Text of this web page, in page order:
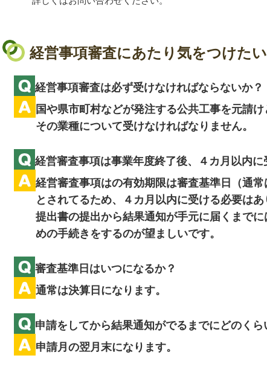
経営事項審査にあたり気をつけた
経営事項審査は必ず受けなければならないか？
国や県市町村などが発注する公共工事を元請
その業種について受けなければなりません。
経営審査事項は事業年度終了後、４カ月以内
経営審査事項はの有効期限は審査基準日（通
とされてるため、４カ月以内に受ける必要はあ
提出書の提出から結果通知が手元に届くまでに
めの手続きをするのが望ましいです。
審査基準日はいつになるか？
通常は決算日になります。
申請をしてから結果通知がでるまでにどのく
申請月の翌月末になります。